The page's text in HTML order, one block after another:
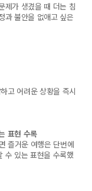
제가 생겼을 때 더는 침
과 불안을 없애고 싶은
고 어려운 상황을 즉시
표현 수록
즐거운 여행은 단번에
수 있는 표현을 수록했